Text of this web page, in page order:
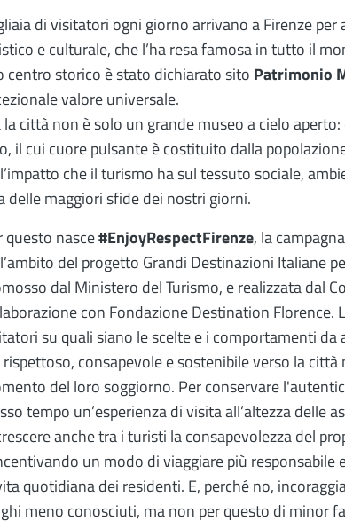
di visitatori ogni giorno arrivano a Firenze
e culturale, che l’ha resa famosa in tutto il
centro storico è stato dichiarato sito Patrimonio
valore universale.
la città non è solo un grande museo a cielo
il cui cuore pulsante è costituito dalla
che il turismo ha sul tessuto sociale,
delle maggiori sfide dei nostri giorni.
questo nasce#EnjoyRespectFirenze, la
del progetto Grandi Destinazioni Italiane
dal Ministero del Turismo, e realizzata dal
con Fondazione Destination Florence.
su quali siano le scelte e i comportamenti da
rispettoso, consapevole e sostenibile verso la
del loro soggiorno. Per conservare
tempo un’esperienza di visita all’altezza delle
anche tra i turisti la consapevolezza del
un modo di viaggiare più responsabile
quotidiana dei residenti. E, perché no,
meno conosciuti, ma non per questo di minor